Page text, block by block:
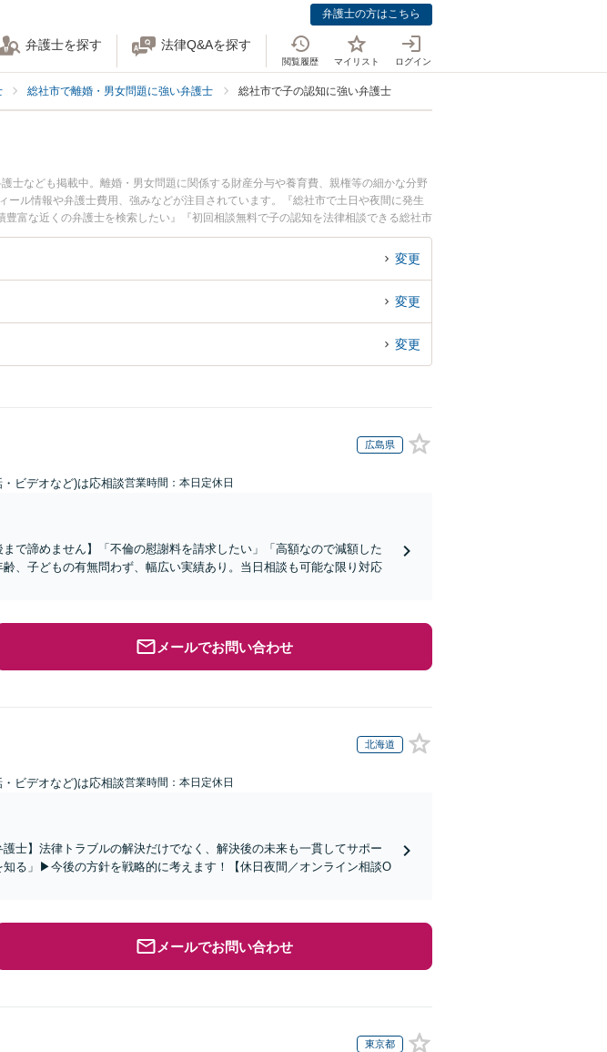
弁護士の方はこちら
弁護士を探す 法律Q&Aを探す
閲覧履歴 マイリスト ログイン
総社市で離婚・男女問題に強い弁護士 総社市で子の認知に強い弁護士
士なども掲載中。離婚・男女問題に関係する財産分与や養育費、親権等の細かな分野
ル情報や弁護士費用、強みなどが注目されています。『総社市で土日や夜間に発生
富な近くの弁護士を検索したい』『初回相談無料で子の認知を法律相談できる総社市
変更
変更
変更
広島県
ビデオなど)は応相談営業時間：本日定休日
で諦めません】「不倫の慰謝料を請求したい」「高額なので減額した
、子どもの有無問わず、幅広い実績あり。当日相談も可能な限り対応
メールでお問い合わせ
北海道
ビデオなど)は応相談営業時間：本日定休日
士】法律トラブルの解決だけでなく、解決後の未来も一貫してサポー
る」▶︎今後の方針を戦略的に考えます！【休日夜間／オンライン相談O
メールでお問い合わせ
東京都